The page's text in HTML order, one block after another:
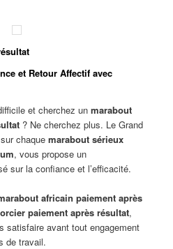
et Retour Affectif avec
et cherchez unmarabout
? Ne cherchez plus. Le Grand
chaquemarabout sérieux
, vous propose un
sur la confiance et l’efficacité.
africain paiement après
paiement après résultat,
satisfaire avant tout engagement
de travail.